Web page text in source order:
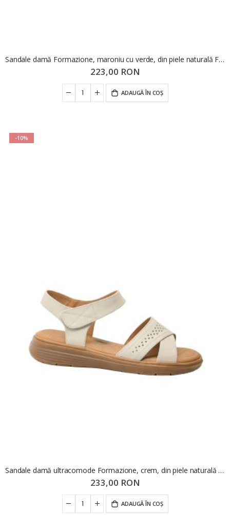
Sandale damă Formazione, maroniu cu verde, din piele naturală FNX2776737
223,00 RON
ADAUGĂ ÎN COȘ
-10%
Sandale damă ultracomode Formazione, crem, din piele naturală FNX33180
233,00 RON
ADAUGĂ ÎN COȘ